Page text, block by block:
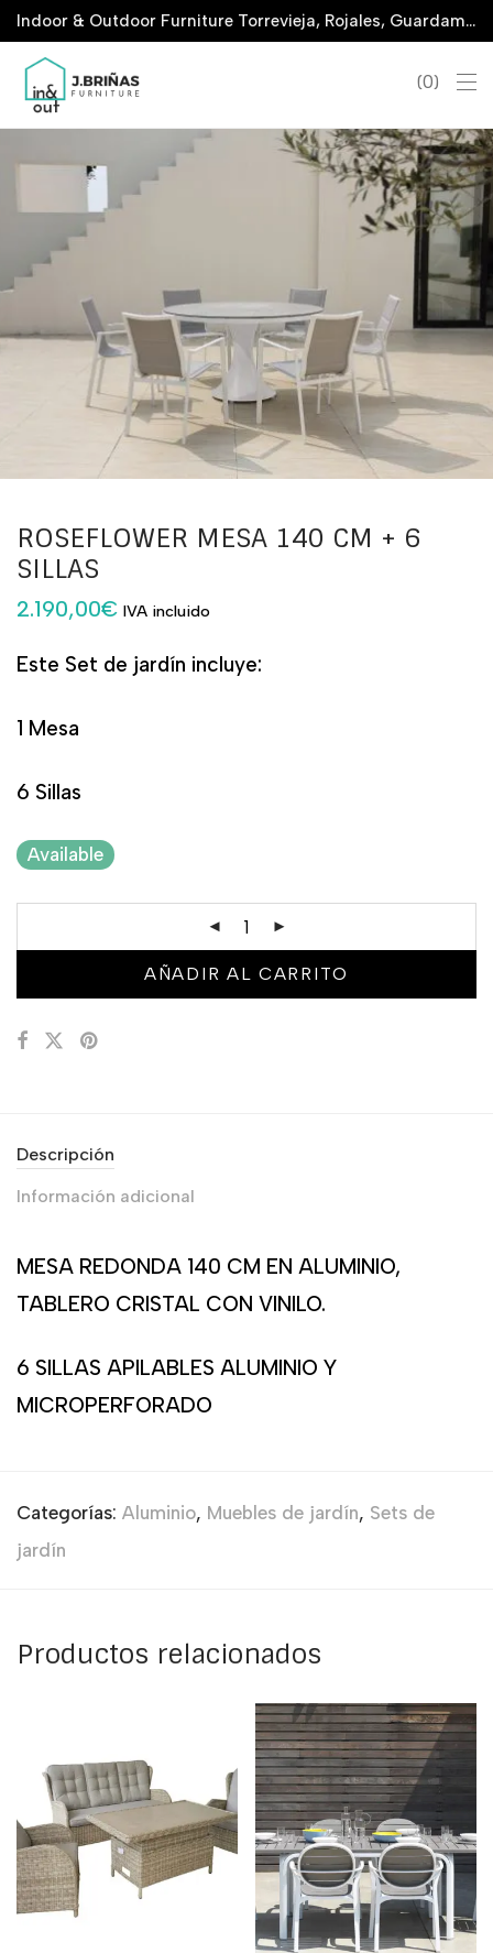
Indoor & Outdoor Furniture Torrevieja, Rojales, Guardamar, La Marina & San Javier
0
ROSEFLOWER MESA 140 CM + 6
SILLAS
2.190,00€ IVA incluido
Este Set de jardín incluye:
1 Mesa
6 Sillas
Available
AÑADIR AL CARRITO
Descripción
Información adicional
MESA REDONDA 140 CM EN ALUMINIO,
TABLERO CRISTAL CON VINILO.
6 SILLAS APILABLES ALUMINIO Y
MICROPERFORADO
Categorías: Aluminio, Muebles de jardín, Sets de
jardín
Productos relacionados